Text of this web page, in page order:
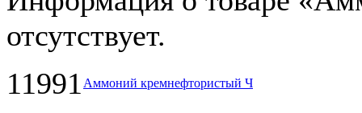
отсутствует.
11991 Аммоний кремнефтористый Ч